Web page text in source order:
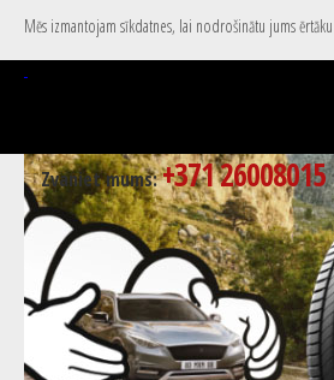
Mēs izmantojam sīkdatnes, lai nodrošinātu jums
Zvaniet mums:+371 26008015